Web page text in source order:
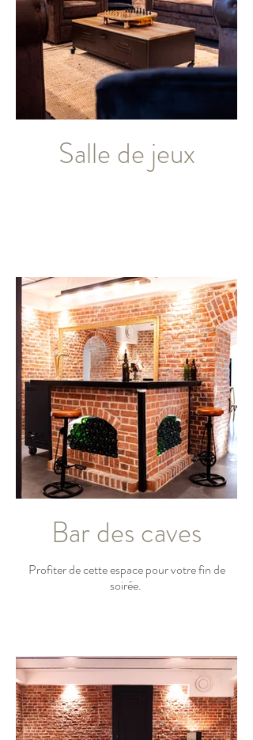
Salle de jeux
Bar des caves
Profiter de cette espace pour votre fin de
soirée.